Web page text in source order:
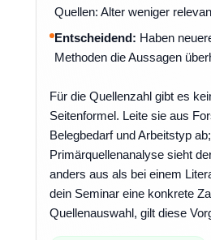
Quellen: Alter weniger
Entscheidend: Haben
Methoden die Aussagen
Für die Quellenzahl gibt es
Seitenformel. Leite sie aus
Belegbedarf und Arbeitstyp
Primärquellenanalyse sieht
anders aus als bei einem
dein Seminar eine konkrete
Quellenauswahl, gilt diese